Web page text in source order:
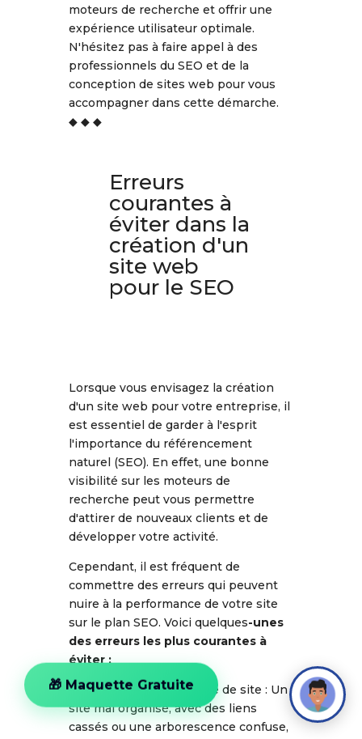
moteurs de recherche et offrir une
expérience utilisateur optimale.
N'hésitez pas à faire appel à des
professionnels du SEO et de la
conception de sites web pour vous
accompagner dans cette démarche.
◆ ◆ ◆
Erreurs
courantes à
éviter dans la
création d'un
site web
pour le SEO
Lorsque vous envisagez la création
d'un site web pour votre entreprise, il
est essentiel de garder à l'esprit
l'importance du référencement
naturel (SEO). En effet, une bonne
visibilité sur les moteurs de
recherche peut vous permettre
d'attirer de nouveaux clients et de
développer votre activité.
Cependant, il est fréquent de
commettre des erreurs qui peuvent
nuire à la performance de votre site
sur le plan SEO. Voici quelques-unes
des erreurs les plus courantes à
éviter :
1. Une mauvaise structure de site : Un
site mal organisé, avec des liens
cassés ou une arborescence confuse,
🎁 Maquette Gratuite